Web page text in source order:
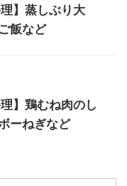
】蒸しぶり大
飯など
】鶏むね肉のし
ーねぎなど